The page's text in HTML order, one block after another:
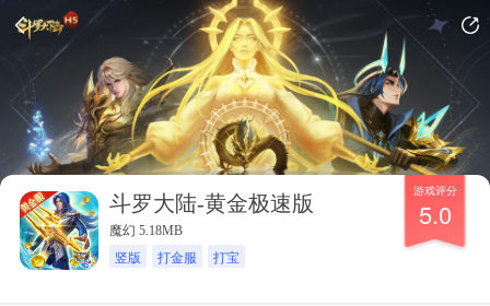
斗罗大陆-黄金极速版
魔幻 5.18MB
竖版 打金服 打宝
游戏评分
5.0